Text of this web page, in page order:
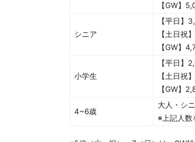
【GW】
シニア
【平日】
【土日祝
【GW】
小学生
【平日】
【土日祝
【GW】
4~6歳
大人・シ
※上記人数